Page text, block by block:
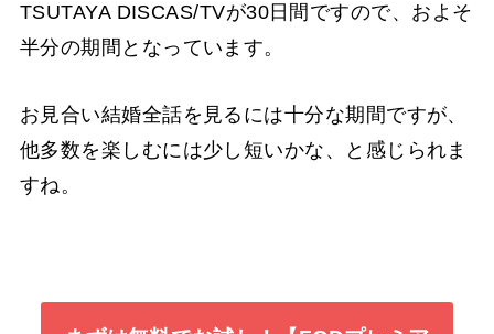
TSUTAYA DISCAS/TVが30日間ですので、およそ
半分の期間となっています。
お見合い結婚全話を見るには十分な期間ですが、
他多数を楽しむには少し短いかな、と感じられま
すね。